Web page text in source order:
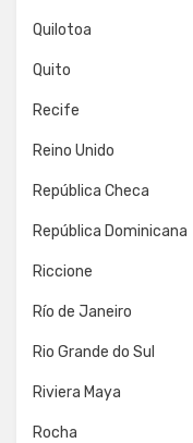
Quilotoa
Quito
Recife
Reino Unido
República Checa
República Dominicana
Riccione
Río de Janeiro
Rio Grande do Sul
Riviera Maya
Rocha